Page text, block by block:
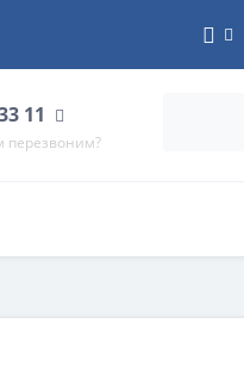
11
перезвоним?